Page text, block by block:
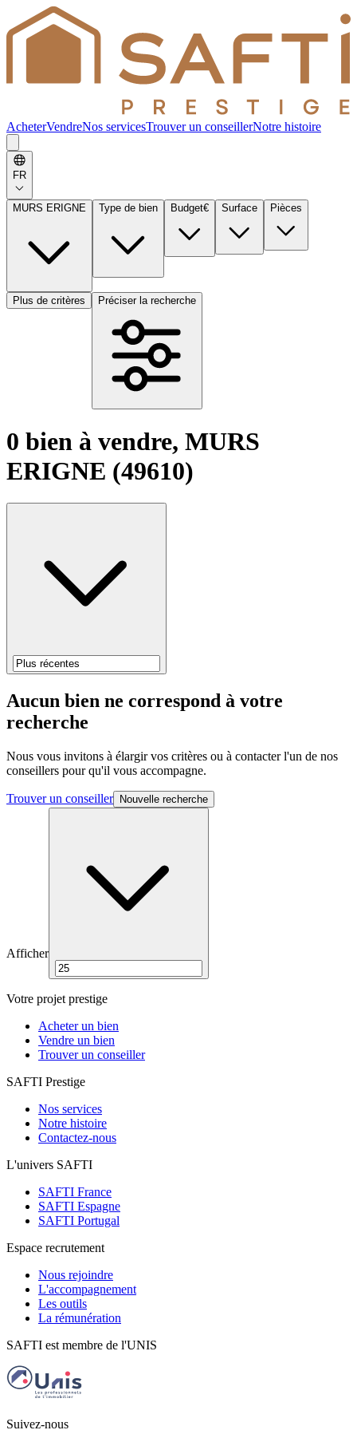
AcheterVendreNos servicesTrouver un conseillerNotre histoire
FR
MURS ERIGNE Type de bien Budget€ Surface Pièces
Plus de critères Préciser la recherche
0 bien à vendre, MURS
ERIGNE (49610)
Aucun bien ne correspond à votre
recherche
Nous vous invitons à élargir vos critères ou à contacter l'un de nos
conseillers pour qu'il vous accompagne.
Trouver un conseiller Nouvelle recherche
Afficher
Votre projet prestige
Acheter un bien
Vendre un bien
Trouver un conseiller
SAFTI Prestige
Nos services
Notre histoire
Contactez-nous
L'univers SAFTI
SAFTI France
SAFTI Espagne
SAFTI Portugal
Espace recrutement
Nous rejoindre
L'accompagnement
Les outils
La rémunération
SAFTI est membre de l'UNIS
Suivez-nous